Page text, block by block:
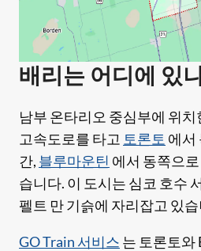
배리는 어디에 있
남부 온타리오 중심부에 위
고속도로를 타고 토론토 에서
간, 블루마운틴 에서 동쪽으
습니다. 이 도시는 심코 호수
펠트 만 기슭에 자리잡고 있
GO Train 서비스 는 토론토와